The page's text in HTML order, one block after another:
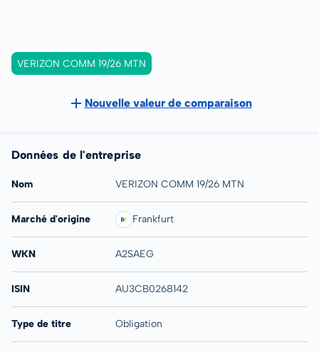
VERIZON COMM 19/26 MTN
Nouvelle valeur de comparaison
Données de l'entreprise
Nom VERIZON COMM 19/26 MTN
Marché d'origine Frankfurt
WKN A2SAEG
ISIN AU3CB0268142
Type de titre Obligation